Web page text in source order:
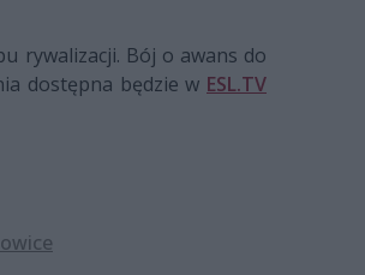
rywalizacji. Bój o awans do
dostępna będzie w ESL.TV